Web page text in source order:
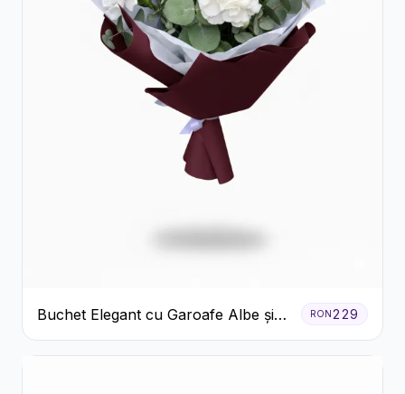
Buchet Elegant cu Garoafe Albe și
Eucalipt
RON229